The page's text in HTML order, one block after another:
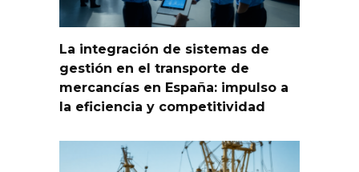
La integración de sistemas de
gestión en el transporte de
mercancías en España: impulso a
la eficiencia y competitividad